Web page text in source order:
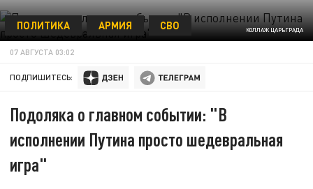
КОЛЛАЖ ЦАРЬГРАДА
ПОЛИТИКА АРМИЯ СВО
07 АВГУСТА 03:02
ПОДПИШИТЕСЬ:
Подоляка о главном событии: "В
исполнении Путина просто шедевральная
игра"